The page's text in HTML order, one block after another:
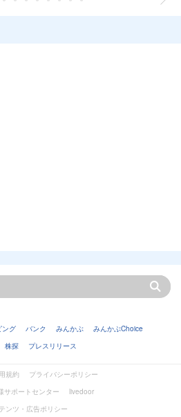
ング バンク みんかぶ
みんかぶChoice
株探 プレスリリース
規約
プライバシーポリシー
サポートセンター
livedoor
ンツ・広告ポリシー